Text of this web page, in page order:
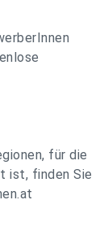
für die
ist, finden Sie